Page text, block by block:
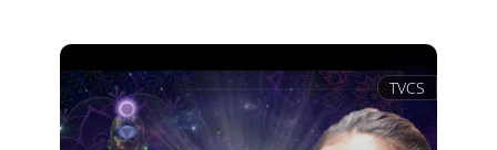
TVCS